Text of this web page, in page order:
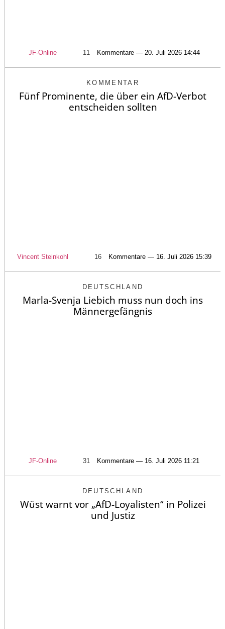
JF-Online 11 Kommentare — 20. Juli 2026 14:44
KOMMENTAR
Fünf Prominente, die über ein AfD-Verbot
entscheiden sollten
Vincent Steinkohl 16 Kommentare — 16. Juli 2026 15:39
DEUTSCHLAND
Marla-Svenja Liebich muss nun doch ins
Männergefängnis
JF-Online 31 Kommentare — 16. Juli 2026 11:21
DEUTSCHLAND
Wüst warnt vor „AfD-Loyalisten“ in Polizei
und Justiz